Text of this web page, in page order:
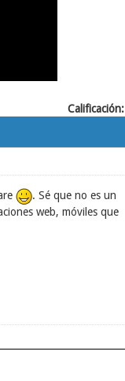
Calificación:
. Sé que no es un
web, móviles que